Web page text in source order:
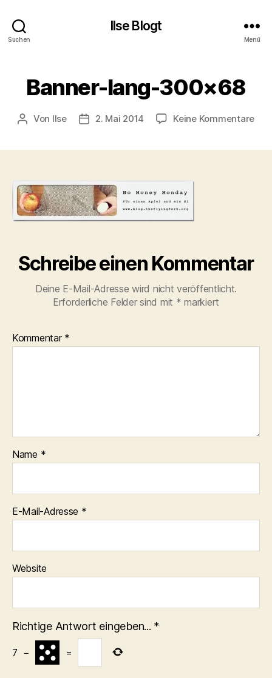
Suchen
Ilse Blogt
Menü
Banner-lang-300×68
Beitragsautor
Von Ilse Beitragsdatum
2. Mai 2014 Keine Kommentarezu
Schreibe einen Kommentar
Deine E-Mail-Adresse wird nicht veröffentlicht.
Erforderliche Felder sind mit * markiert
Kommentar *
Name *
E-Mail-Adresse *
Website
Richtige Antwort eingeben... *
7 − =